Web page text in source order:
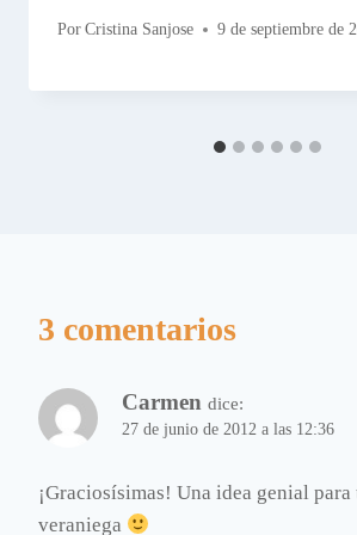
Por Cristina Sanjose 9 de septiembre de
3 comentarios
Carmen dice:
27 de junio de 2012 a las 12:36
¡Graciosísimas! Una idea genial para
veraniega